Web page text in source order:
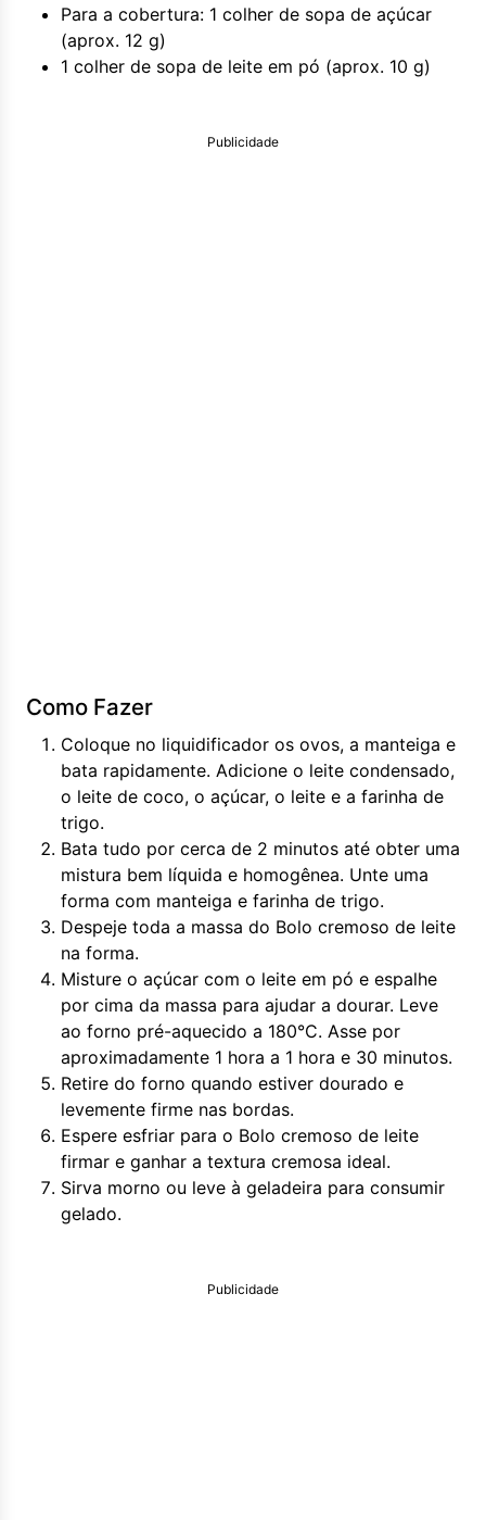
Para a cobertura: 1 colher de sopa de açúcar
(aprox. 12 g)
1 colher de sopa de leite em pó (aprox. 10 g)
Publicidade
Como Fazer
Coloque no liquidificador os ovos, a manteiga e
bata rapidamente. Adicione o leite condensado,
o leite de coco, o açúcar, o leite e a farinha de
trigo.
Bata tudo por cerca de 2 minutos até obter uma
mistura bem líquida e homogênea. Unte uma
forma com manteiga e farinha de trigo.
Despeje toda a massa do Bolo cremoso de leite
na forma.
Misture o açúcar com o leite em pó e espalhe
por cima da massa para ajudar a dourar. Leve
ao forno pré-aquecido a 180°C. Asse por
aproximadamente 1 hora a 1 hora e 30 minutos.
Retire do forno quando estiver dourado e
levemente firme nas bordas.
Espere esfriar para o Bolo cremoso de leite
firmar e ganhar a textura cremosa ideal.
Sirva morno ou leve à geladeira para consumir
gelado.
Publicidade